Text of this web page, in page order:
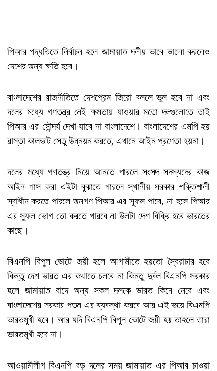
পিআর পদ্ধতিতে নির্বাচন হলে জামায়াত দলীয় ভাবে ভালো করলেও
দেশের জন্য ক্ষতি হবে।
বাংলাদেশের রাজনীতিতে দেশপ্রেম জিরো বললে ভুল হবে না এবং
দলের মধ্যে গণতন্ত্র নেই ক্ষমতায় যাওয়ার মতো দলগুলোতে তাই
পিআর এর সৌন্দর্য দেখা যাবে না বাংলাদেশে। বাংলাদেশের এমপি হয়
রাস্তা কালভাট সেতু উন্নয়ন করতে, এখানে আইন প্রণেতা হয়না।
দলের মধ্যে গণতন্ত্র নিয়ে আনতে পারলে সংসদ সদস্যদের কাজ
আইন পাস করা এইটা বুঝাতে পারলে স্থানীয় সরকার শক্তিশালী
স্বাধীন করতে পারলে জনগণ পিআর এর সূফল পাবে, না হলে পিআর
এর সুফল ভোগ তো করতে পারবে না উলটা দেশ বিক্রি হবে ভারতের
কাছে।
বিএনপি বিপুল ভোটে জয়ী হলে আগামীতে হয়তো স্বৈরাচার হবে
কিন্তু দেশ ভারত এর কথাতে চলবে না কিন্তু দুর্বল বিএনপি সরকার
হলে জামায়াত বাদে অন্য সকল দলকে ভারত কিনে নেবে এবং
বাংলাদেশের সরকার পতন এর ব্যবস্থা করবে আর এই ভয়ে বিএনপি
ভারতমুখী হবে। আর যদি বিএনপি বিপুল ভোটে জয়ী হয় তাহলে তারা
ভারতমুখী হবে না।
আওয়ামীলীগ বিএনপি বড় দলের সময় জামায়াত এর পিআর চাওয়া